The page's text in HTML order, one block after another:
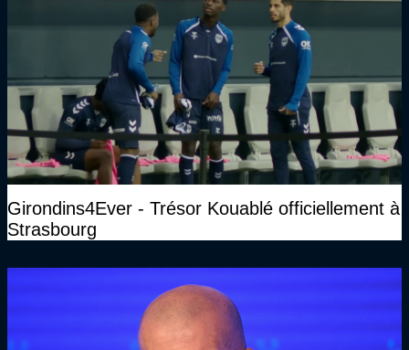
Girondins4Ever - Trésor Kouablé officiellement à
Strasbourg